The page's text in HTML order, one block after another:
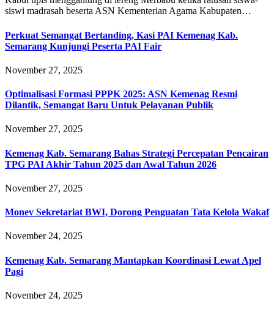
siswi madrasah beserta ASN Kementerian Agama Kabupaten…
Perkuat Semangat Bertanding, Kasi PAI Kemenag Kab.
Semarang Kunjungi Peserta PAI Fair
November 27, 2025
Optimalisasi Formasi PPPK 2025: ASN Kemenag Resmi
Dilantik, Semangat Baru Untuk Pelayanan Publik
November 27, 2025
Kemenag Kab. Semarang Bahas Strategi Percepatan Pencairan
TPG PAI Akhir Tahun 2025 dan Awal Tahun 2026
November 27, 2025
Monev Sekretariat BWI, Dorong Penguatan Tata Kelola Wakaf
November 24, 2025
Kemenag Kab. Semarang Mantapkan Koordinasi Lewat Apel
Pagi
November 24, 2025